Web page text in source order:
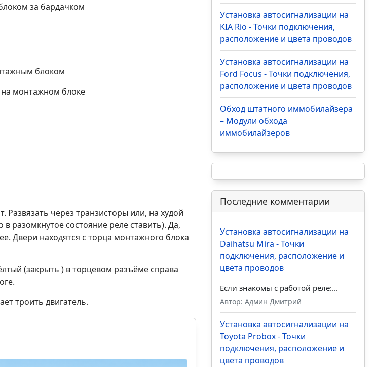
за бардачком
блоком
монтажном блоке
Развязать через транзисторы или, на худой
разомкнутое состояние реле ставить). Да,
Двери находятся с торца монтажного блока
(закрыть ) в торцевом разъёме справа
троить двигатель.
Установка автосигнализации на
KIA Rio - Точки подключения,
расположение и цвета проводов
Установка автосигнализации на
Ford Focus - Точки подключения,
расположение и цвета проводов
Обход штатного иммобилайзера
– Модули обхода
иммобилайзеров
Последние комментарии
Установка автосигнализации на
Daihatsu Mira - Точки
подключения, расположение и
цвета проводов
Если знакомы с работой реле:...
Автор: Админ Дмитрий
Установка автосигнализации на
Toyota Probox - Точки
подключения, расположение и
цвета проводов